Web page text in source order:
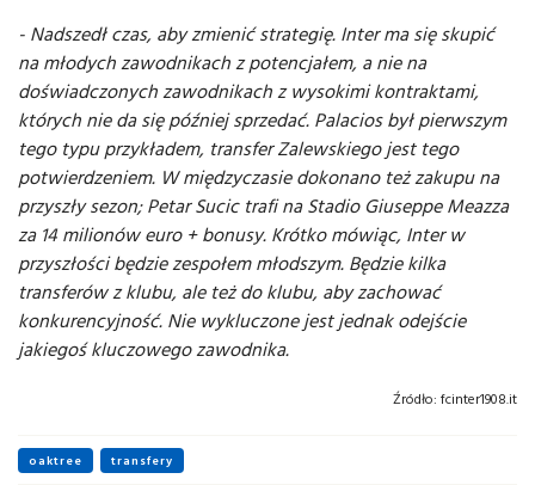
- Nadszedł czas, aby zmienić strategię. Inter ma się skupić
na młodych zawodnikach z potencjałem, a nie na
doświadczonych zawodnikach z wysokimi kontraktami,
których nie da się później sprzedać. Palacios był pierwszym
tego typu przykładem, transfer Zalewskiego jest tego
potwierdzeniem. W międzyczasie dokonano też zakupu na
przyszły sezon; Petar Sucic trafi na Stadio Giuseppe Meazza
za 14 milionów euro + bonusy. Krótko mówiąc, Inter w
przyszłości będzie zespołem młodszym. Będzie kilka
transferów z klubu, ale też do klubu, aby zachować
konkurencyjność. Nie wykluczone jest jednak odejście
jakiegoś kluczowego zawodnika.
Źródło: fcinter1908.it
oaktree transfery